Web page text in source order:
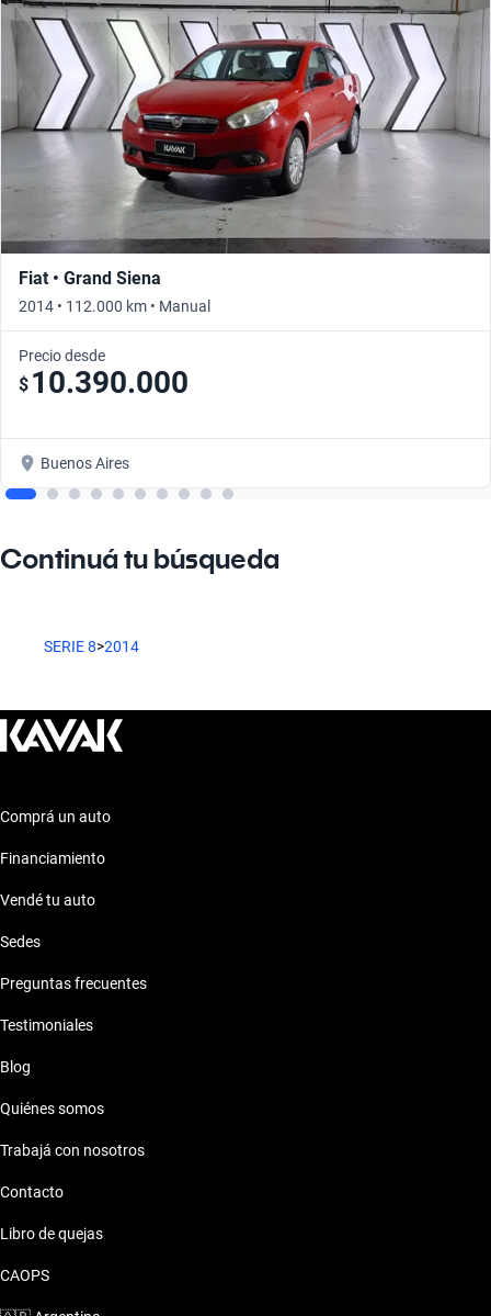
Fiat • Grand Siena
2014 • 112.000 km • Manual
Precio desde
$ 10.390.000
Buenos Aires
Continuá tu búsqueda
SERIE 8>2014
Comprá un auto
Financiamiento
Vendé tu auto
Sedes
Preguntas frecuentes
Testimoniales
Blog
Quiénes somos
Trabajá con nosotros
Contacto
Libro de quejas
CAOPS